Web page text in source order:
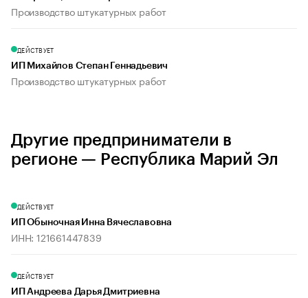
Производство штукатурных работ
ДЕЙСТВУЕТ
ИП Михайлов Степан Геннадьевич
Производство штукатурных работ
Другие предприниматели в
регионе — Республика Марий Эл
ДЕЙСТВУЕТ
ИП Обыночная Инна Вячеславовна
ИНН: 121661447839
ДЕЙСТВУЕТ
ИП Андреева Дарья Дмитриевна